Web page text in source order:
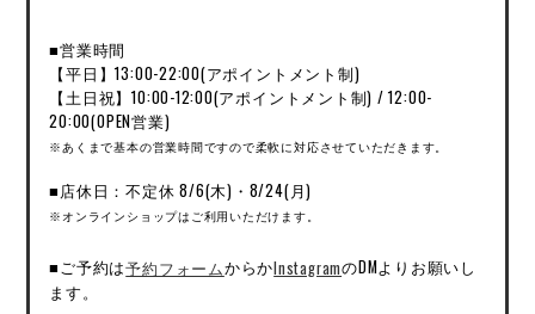
■営業時間
【平日】13:00-22:00(アポイントメント制)
【土日祝】10:00-12:00(アポイントメント制) / 12:00-
20:00(OPEN営業)
※あくまで基本の営業時間ですので柔軟に対応させていただきます。
■店休日：不定休 8/6(木)・8/24(月)
※オンラインショップはご利用いただけます。
■ご予約は予約フォームからかInstagramのDMよりお願いし
ます。